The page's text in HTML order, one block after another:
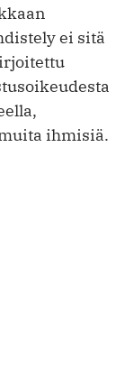
ei sitä
ihmisiä.